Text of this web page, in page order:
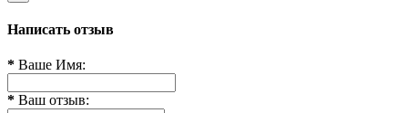
Написать отзыв
* Ваше Имя:
* Ваш отзыв: